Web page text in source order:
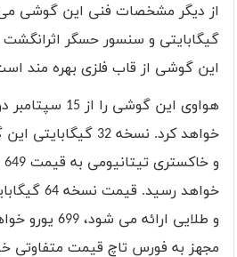
از دیگر مشخصات فنی این گوشی
گیگابایتی و سنسور حسگر
این گوشی از قاب فلزی بهره مند
خواهد کرد. نسخه 32
خواهد
و طلایی ارائه
مجهز به فورس تاچ قیمت متفاوتی